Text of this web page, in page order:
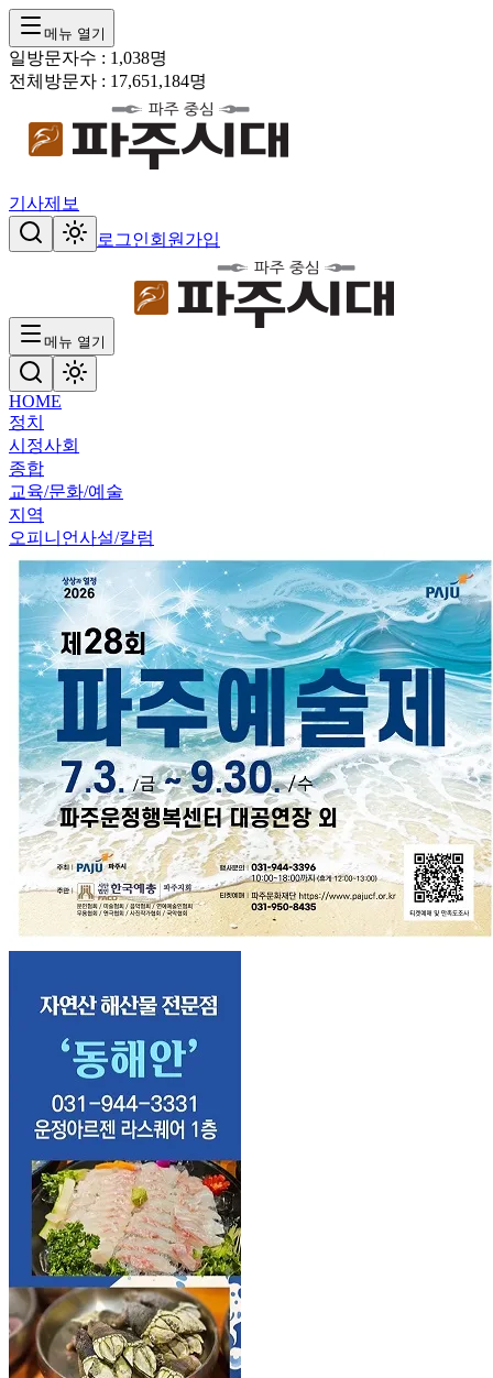
메뉴 열기
일방문자수 : 1,038명
전체방문자 : 17,651,184명
기사제보
로그인회원가입
메뉴 열기
HOME
정치
시정사회
종합
교육/문화/예술
지역
오피니언사설/칼럼